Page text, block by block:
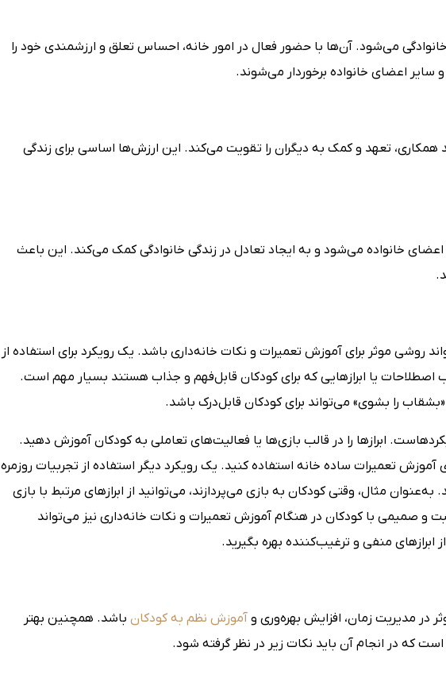
می‌شود. آن‌ها با حضور فعال در امور خانه، احساس تعلق و ارزشمندی خود را
سایر اعضای خانواده برخوردار می‌شوند.
همکاری، تعهد و کمک به دیگران را تقویت می‌کند. این ارزش‌ها اساسی برای زندگی
خانواده می‌شود و به ایجاد تعادل در زندگی خانوادگی کمک می‌کند. این باعث
روشی موثر برای آموزش تعمیرات و نکات خانه‌داری باشد. یک رویکرد برای استفاده از
اصطلاحات یا ابرازهایی که برای کودکان قابل‌فهم و جذاب هستند بسیار مهم است.
را بشوی» می‌تواند برای کودکان قابل‌درک باشد.
ابرازها را در قالب بازی‌ها یا فعالیت‌های تعاملی به کودکان آموزش دهید.
آموزش تعمیرات ساده خانه استفاده کنید. یک رویکرد دیگر استفاده از تجربیات روزمره
مثال، وقتی کودکان به بازی می‌پردازند، می‌توانید از ابرازهای مرتبط با بازی
و صمیمی با کودکان در هنگام آموزش تعمیرات و نکات خانه‌داری نیز می‌تواند
منفی و ترغیب‌کننده بهره بگیرید.
در مدیریت زمان، افزایش بهره‌وری و آموزش نظم به کودکان باشد. همچنین بهتر
که در انجام آن باید نکات زیر در نظر گرفته شود.